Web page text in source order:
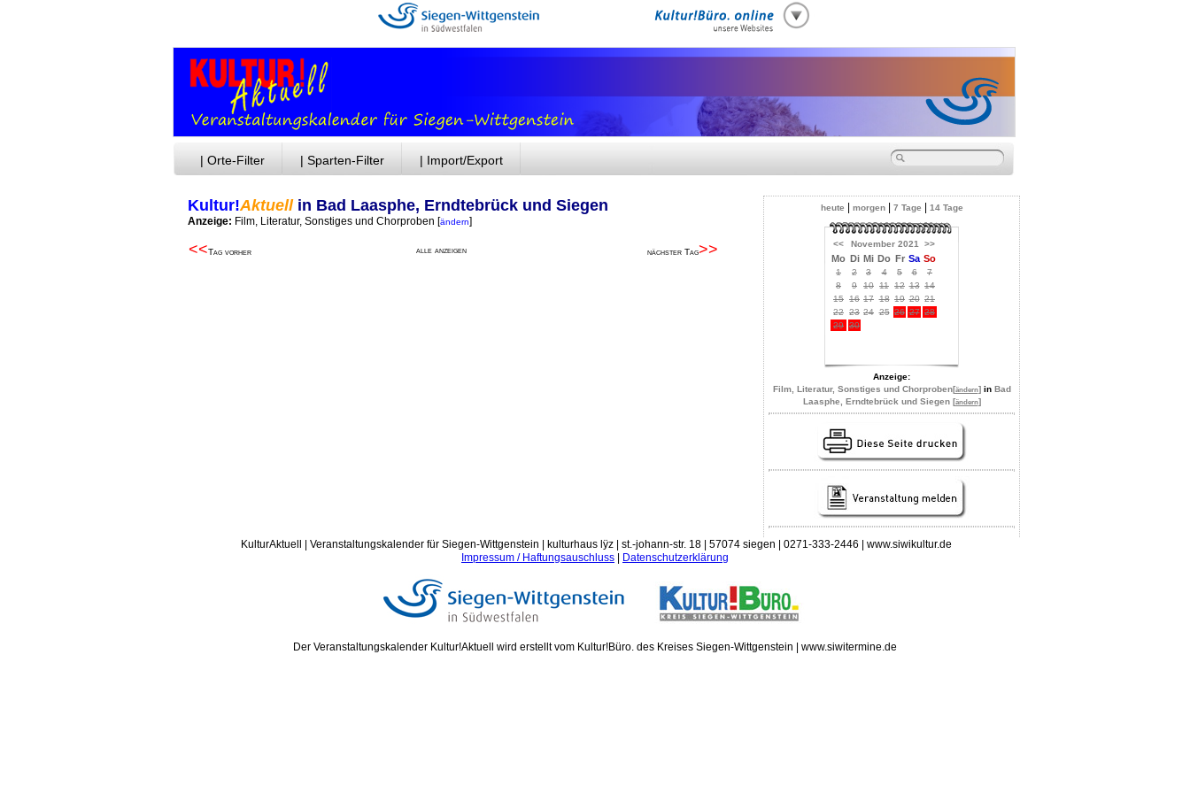
| Orte-Filter | Sparten-Filter | Import/Export
Kultur!Aktuellin Bad Laasphe, Erndtebrück und Siegen
Anzeige: Film, Literatur, Sonstiges und Chorproben [ändern]
<<Tag vorher alle anzeigen nächster Tag>>
heute morgen| 7 Tage 14 Tage
<< November 2021 >>
Mo Di Mi Do Fr Sa So
1 2 3 4 5 6
7
8
9 10 11 12 13 14
15 16 17 18 19 20 21
22 23 24 25 26 27 28
29 30
Anzeige:
Film, Literatur, Sonstiges und Chorproben[ändern] in Bad
Laasphe, Erndtebrück und Siegen [ändern]
KulturAktuell | Veranstaltungskalender für Siegen-Wittgenstein | kulturhaus lÿz | st.-johann-str. 18 | 57074 siegen | 0271-333-2446 | www.siwikultur.de
Impressum / Haftungsauschluss
Datenschutzerklärung
Der Veranstaltungskalender Kultur!Aktuell wird erstellt vom Kultur!Büro. des Kreises Siegen-Wittgenstein | www.siwitermine.de